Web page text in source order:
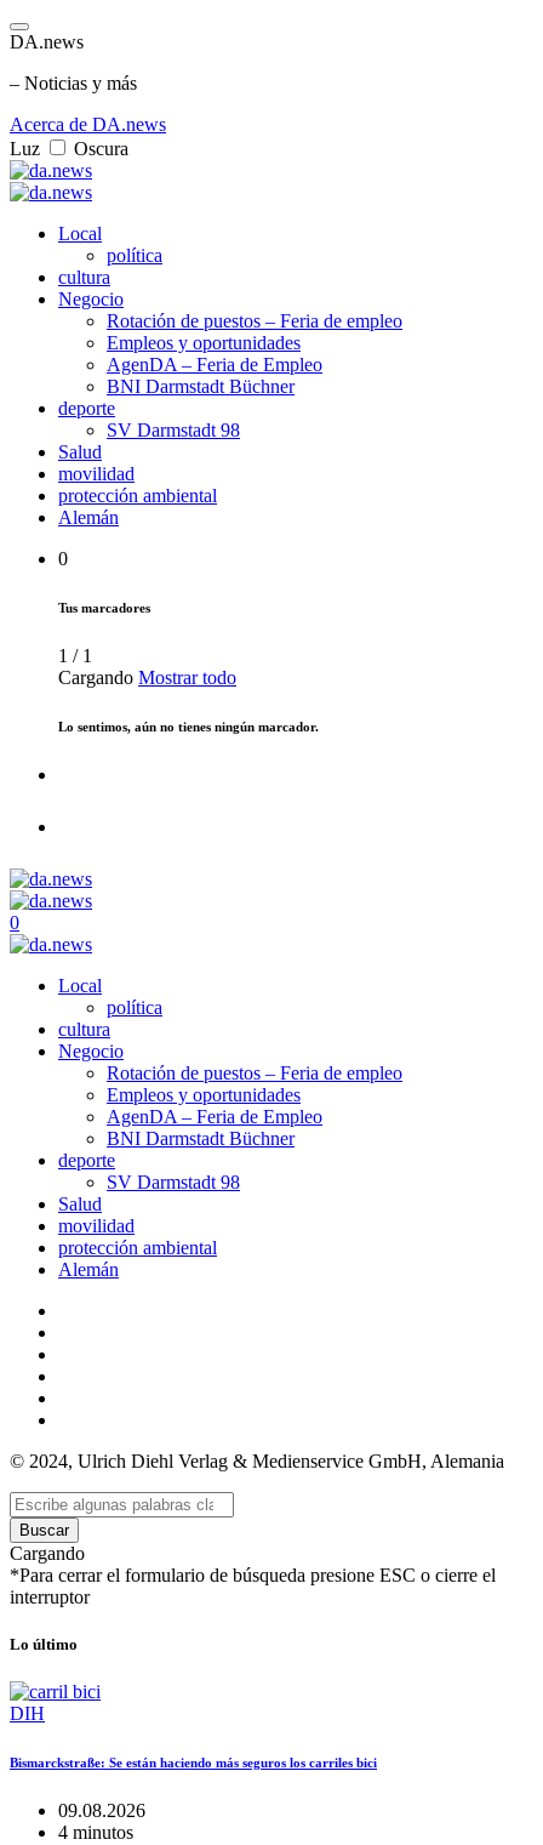
DA.news
– Noticias y más
Acerca de DA.news
Luz
Oscura
Local
política
cultura
Negocio
Rotación de puestos – Feria de empleo
Empleos y oportunidades
AgenDA – Feria de Empleo
BNI Darmstadt Büchner
deporte
SV Darmstadt 98
Salud
movilidad
protección ambiental
Alemán
0
Tus marcadores
1 / 1
Cargando Mostrar todo
Lo sentimos, aún no tienes ningún marcador.
0
Local
política
cultura
Negocio
Rotación de puestos – Feria de empleo
Empleos y oportunidades
AgenDA – Feria de Empleo
BNI Darmstadt Büchner
deporte
SV Darmstadt 98
Salud
movilidad
protección ambiental
Alemán
© 2024, Ulrich Diehl Verlag & Medienservice GmbH, Alemania
Buscar
Cargando
*Para cerrar el formulario de búsqueda presione ESC o cierre el
interruptor
Lo último
DIH
Bismarckstraße: Se están haciendo más seguros los carriles bici
09.08.2026
4 minutos